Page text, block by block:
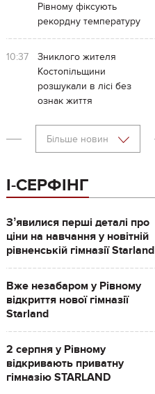
Рівному фіксують
рекордну температуру
10:37
Зниклого жителя
Костопільщини
розшукали в лісі без
ознак життя
Більше новин
І-СЕРФІНГ
Зʼявилися перші деталі про
ціни на навчання у новітній
рівненській гімназії Starland
Вже незабаром у Рівному
відкриття нової гімназії
Starland
2 серпня у Рівному
відкривають приватну
гімназію STARLAND